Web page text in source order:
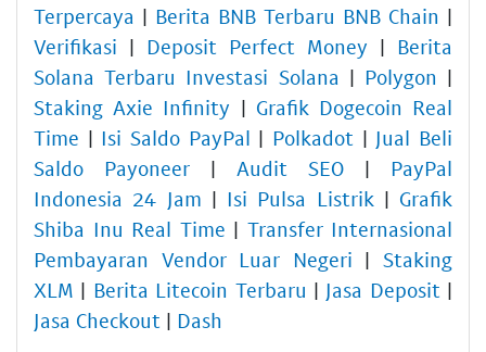
Terpercaya | Berita BNB Terbaru BNB Chain |
Verifikasi | Deposit Perfect Money | Berita
Solana Terbaru Investasi Solana | Polygon |
Staking Axie Infinity | Grafik Dogecoin Real
Time | Isi Saldo PayPal | Polkadot | Jual Beli
Saldo Payoneer | Audit SEO | PayPal
Indonesia 24 Jam | Isi Pulsa Listrik| Grafik
Shiba Inu Real Time | Transfer Internasional
Pembayaran Vendor Luar Negeri |Staking
XLM | Berita Litecoin Terbaru | Jasa Deposit |
Jasa Checkout | Dash